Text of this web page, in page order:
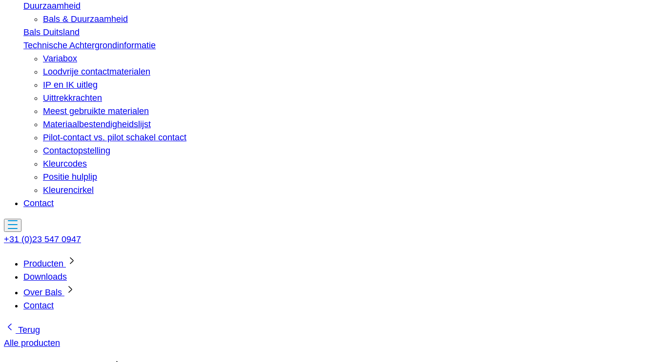
Duurzaamheid
Bals & Duurzaamheid
Bals Duitsland
Technische Achtergrondinformatie
Variabox
Loodvrije contactmaterialen
IP en IK uitleg
Uittrekkrachten
Meest gebruikte materialen
Materiaalbestendigheidslijst
Pilot-contact vs. pilot schakel contact
Contactopstelling
Kleurcodes
Positie hulplip
Kleurencirkel
Contact
+31 (0)23 547 0947
Producten
Downloads
Over Bals
Contact
Terug
Alle producten